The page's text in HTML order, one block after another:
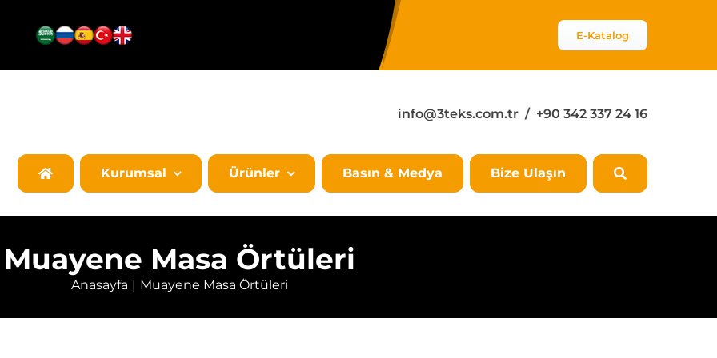
E-Katalog
info@3teks.com.tr / +90 342 337 24 16
Kurumsal Ürünler Basın & Medya Bize Ulaşın
Muayene Masa Örtüleri
Anasayfa Muayene Masa Örtüleri